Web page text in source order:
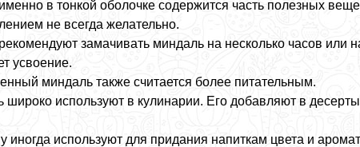
в тонкой оболочке содержится часть полезных
не всегда желательно.
замачивать миндаль на несколько часов или
усвоение.
миндаль также считается более питательным.
широко используют в кулинарии. Его добавляют в
иногда используют для придания напиткам цвета и